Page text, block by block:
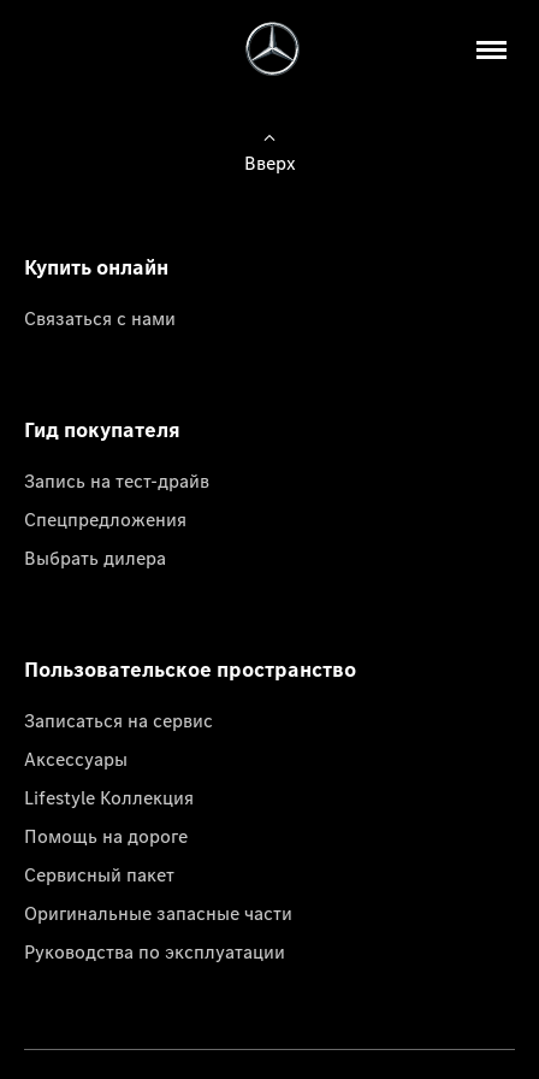
Вверх
Купить онлайн
Связаться с нами
Гид покупателя
Запись на тест-драйв
Спецпредложения
Выбрать дилера
Пользовательское пространство
Записаться на сервис
Аксессуары
Lifestyle Коллекция
Помощь на дороге
Сервисный пакет
Оригинальные запасные части
Руководства по эксплуатации